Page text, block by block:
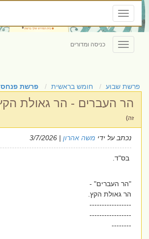
Toggle
navigation
Toggle
navigation
כניסה ומדורים
פרשת שבוע חומש בראשית פרשת פנחס
הר העברים - הר גאולת הקץ
זה)
נכתב על ידימשה אהרון| 3/7/2026
בס"ד.
"הר העברים" -
הר גאולת הקץ.
-----------------
-----------------
--------